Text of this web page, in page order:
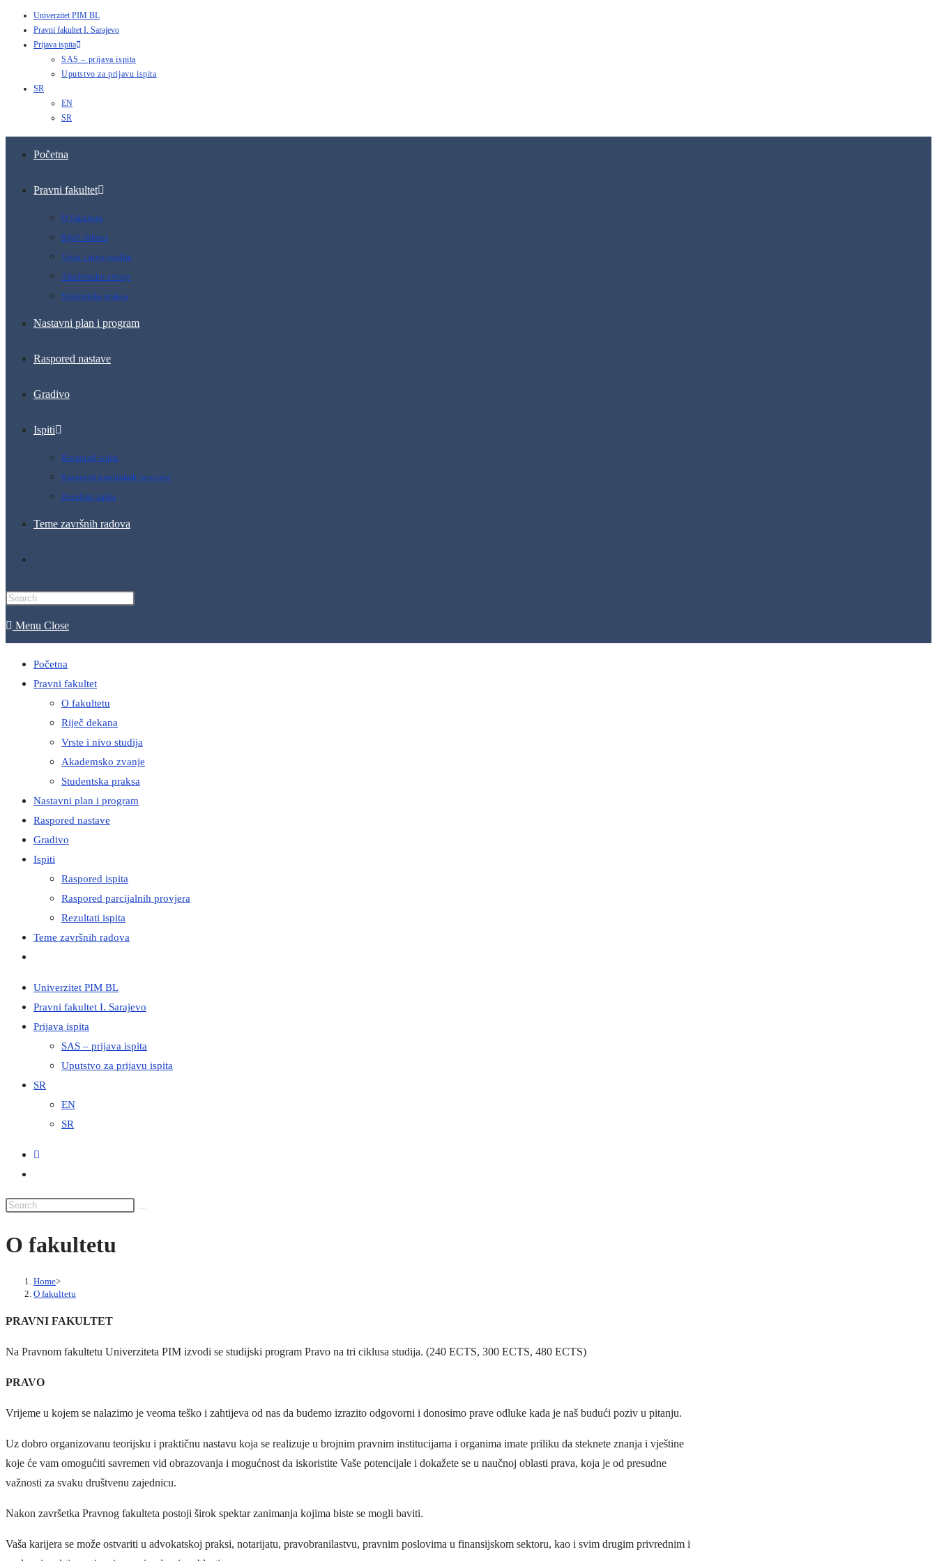
Univerzitet PIM BL
Pravni fakultet I. Sarajevo
Prijava ispita
SAS – prijava ispita
Uputstvo za prijavu ispita
SR
EN
SR
Početna
Pravni fakultet
O fakultetu
Riječ dekana
Vrste i nivo studija
Akademsko zvanje
Studentska praksa
Nastavni plan i program
Raspored nastave
Gradivo
Ispiti
Raspored ispita
Raspored parcijalnih provjera
Rezultati ispita
Teme završnih radova
Menu Close
Početna
Pravni fakultet
O fakultetu
Riječ dekana
Vrste i nivo studija
Akademsko zvanje
Studentska praksa
Nastavni plan i program
Raspored nastave
Gradivo
Ispiti
Raspored ispita
Raspored parcijalnih provjera
Rezultati ispita
Teme završnih radova
Univerzitet PIM BL
Pravni fakultet I. Sarajevo
Prijava ispita
SAS – prijava ispita
Uputstvo za prijavu ispita
SR
EN
SR
O fakultetu
Home>
O fakultetu
PRAVNI FAKULTET
Na Pravnom fakultetu Univerziteta PIM izvodi se studijski program Pravo na tri ciklusa studija. (240 ECTS, 300 ECTS, 480 ECTS)
PRAVO
Vrijeme u kojem se nalazimo je veoma teško i zahtijeva od nas da budemo izrazito odgovorni i donosimo prave odluke kada je naš budući poziv u pitanju.
Uz dobro organizovanu teorijsku i praktičnu nastavu koja se realizuje u brojnim pravnim institucijama i organima imate priliku da steknete znanja i vještine
koje će vam omogućiti savremen vid obrazovanja i mogućnost da iskoristite Vaše potencijale i dokažete se u naučnoj oblasti prava, koja je od presudne
važnosti za svaku društvenu zajednicu.
Nakon završetka Pravnog fakulteta postoji širok spektar zanimanja kojima biste se mogli baviti.
Vaša karijera se može ostvariti u advokatskoj praksi, notarijatu, pravobranilastvu, pravnim poslovima u finansijskom sektoru, kao i svim drugim privrednim i